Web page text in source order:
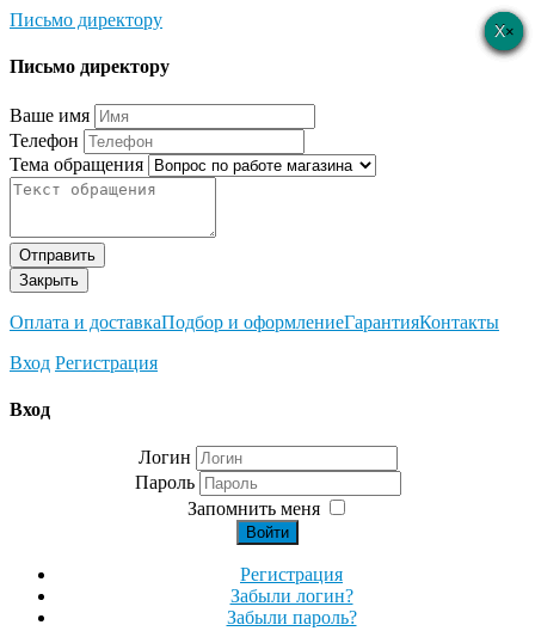
Письмо директору
×
Письмо директору
Ваше имя
Телефон
Тема обращения
Отправить
Закрыть
Оплата и доставкаПодбор и оформлениеГарантияКонтакты
Вход Регистрация
×
Вход
Логин
Пароль
Запомнить меня
Войти
Регистрация
Забыли логин?
Забыли пароль?
×
×
×